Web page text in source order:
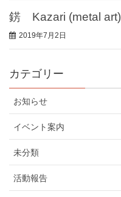
錺 Kazari (metal art)
2019年7月2日
カテゴリー
お知らせ
イベント案内
未分類
活動報告